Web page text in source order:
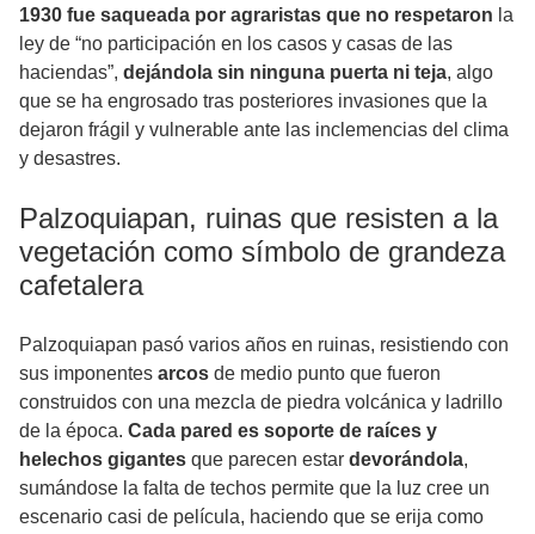
1930 fue saqueada por agraristas que no respetaron la
ley de “no participación en los casos y casas de las
haciendas”, dejándola sin ninguna puerta ni teja, algo
que se ha engrosado tras posteriores invasiones que la
dejaron frágil y vulnerable ante las inclemencias del clima
y desastres.
Palzoquiapan, ruinas que resisten a la
vegetación como símbolo de grandeza
cafetalera
Palzoquiapan pasó varios años en ruinas, resistiendo con
sus imponentes arcos de medio punto que fueron
construidos con una mezcla de piedra volcánica y ladrillo
de la época. Cada pared es soporte de raíces y
helechos gigantes que parecen estar devorándola,
sumándose la falta de techos permite que la luz cree un
escenario casi de película, haciendo que se erija como